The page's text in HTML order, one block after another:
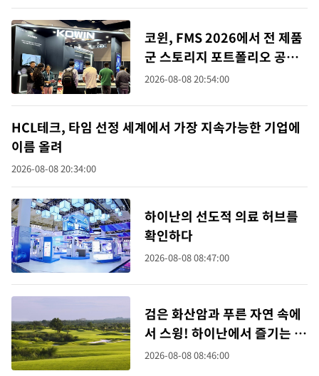
코윈, FMS 2026에서 전 제품
군 스토리지 포트폴리오 공개:
고성능 스토리지 제품으로 AI
2026-08-08 20:54:00
HCL테크, 타임 선정 세계에서 가장 지속가능한 기업에
이름 올려
2026-08-08 20:34:00
하이난의 선도적 의료 허브를
확인하다
2026-08-08 08:47:00
검은 화산암과 푸른 자연 속에
서 스윙! 하이난에서 즐기는 또
다른 휴가 방식
2026-08-08 08:46:00